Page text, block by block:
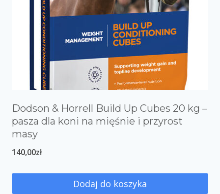
Dodson & Horrell Build Up Cubes 20 kg –
pasza dla koni na mięśnie i przyrost
masy
140,00zł
Dodaj do koszyka